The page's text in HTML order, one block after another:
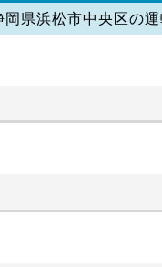
岡県浜松市中央区の